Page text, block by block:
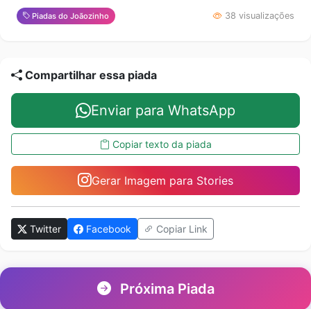
Piadas do Joãozinho 38 visualizações
Compartilhar essa piada
Enviar para WhatsApp
Copiar texto da piada
Gerar Imagem para Stories
Twitter Facebook Copiar Link
Próxima Piada